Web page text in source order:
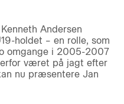
Andersen
holdet – en rolle, som
omgange i 2005-2007
været på jagt efter
nu præsentere Jan